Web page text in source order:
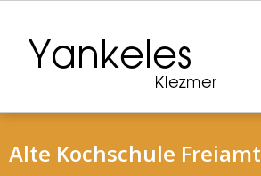
content
Alte Kochschule Freiamt